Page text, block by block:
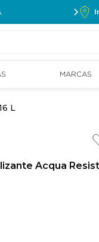
MARCAS
L
Acqua Resist